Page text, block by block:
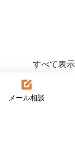
すべて表示
メール相談